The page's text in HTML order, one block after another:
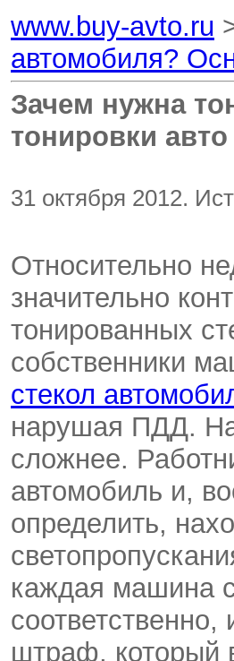
www.buy-avto.ru
автомобиля?
Зачем нужна
тонировки авто
31 октября 2012.
Относительно
значительно
тонированных
собственники
стекол
нарушая ПДД. На
сложнее.
автомобиль и,
определить,
каждая машина
штраф, который